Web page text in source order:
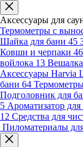
Аксессуары для
Термометры с
Шайка для бани 45
Ковши и черпаки 46
войлока 13
Аксессуары Harvia
бани 64
Подголовник для
5 Ароматизатор для
12 Средства для
Пиломатериалы